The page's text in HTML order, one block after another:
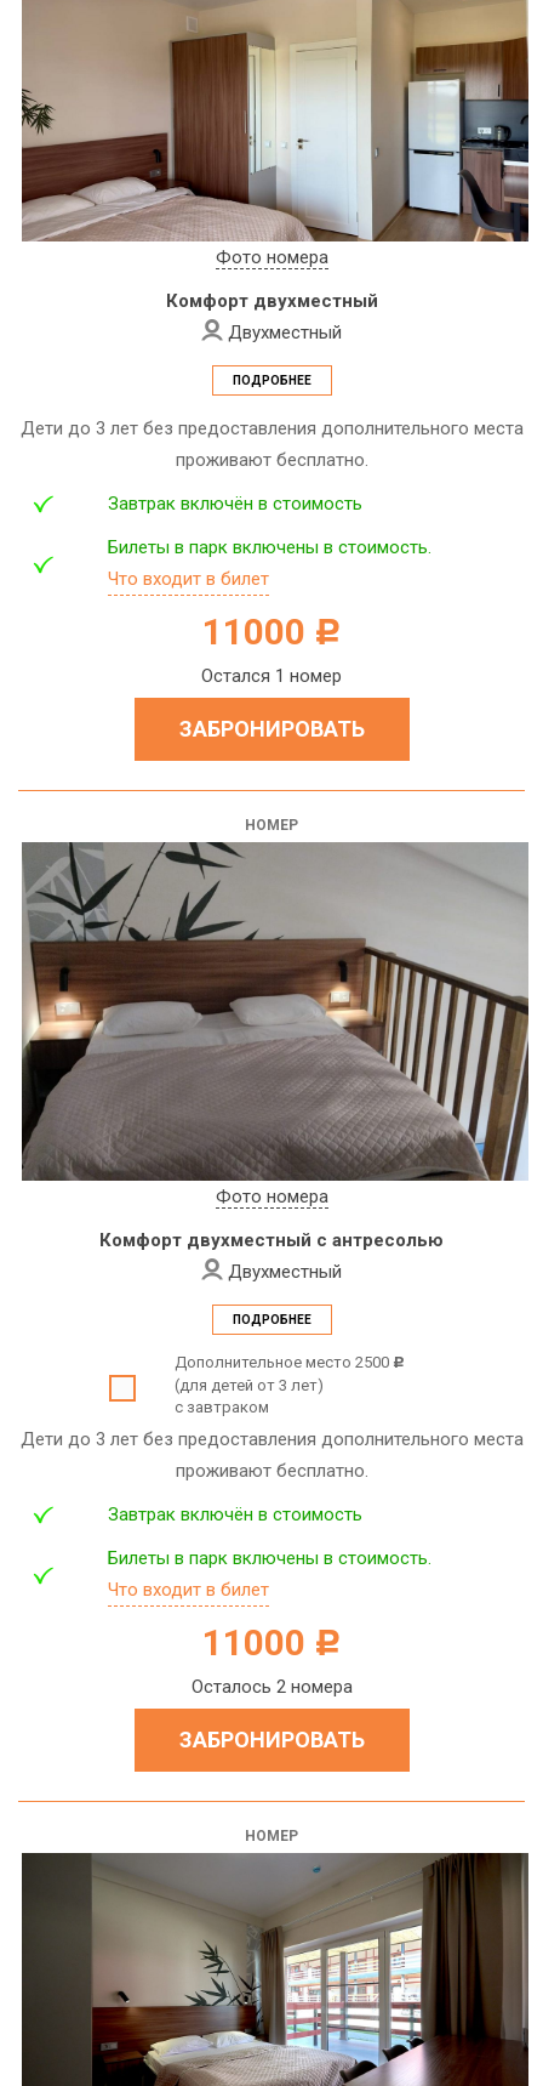
Фото номера
Комфорт двухместный
Двухместный
ПОДРОБНЕЕ
Дети до 3 лет без предоставления дополнительного места
проживают бесплатно.
Завтрак включён в стоимость
Билеты в парк включены в стоимость.
Что входит в билет
11000 c
Остался 1 номер
ЗАБРОНИРОВАТЬ
НОМЕР
Фото номера
Комфорт двухместный с антресолью
Двухместный
ПОДРОБНЕЕ
Дополнительное место 2500 c
(для детей от 3 лет)
с завтраком
Дети до 3 лет без предоставления дополнительного места
проживают бесплатно.
Завтрак включён в стоимость
Билеты в парк включены в стоимость.
Что входит в билет
11000 c
Осталось 2 номера
ЗАБРОНИРОВАТЬ
НОМЕР